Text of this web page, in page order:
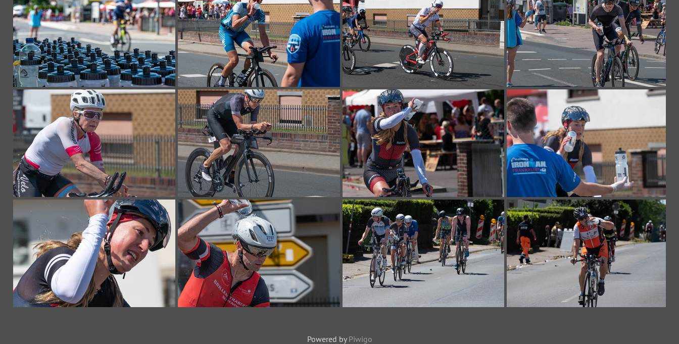
Powered by Piwigo